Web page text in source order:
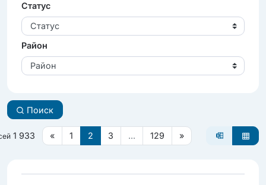
Статус
Статус
Район
Район
Поиск
1 933 « 1 2 3 ... 129 »